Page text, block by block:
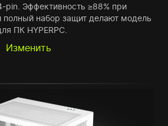
pin. Эффективность ≥88% при
полный набор защит делают модель
ПК HYPERPC.
Изменить